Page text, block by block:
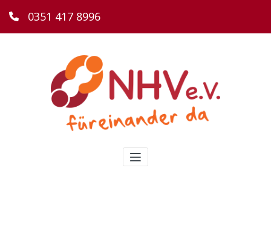
0351 417 8996